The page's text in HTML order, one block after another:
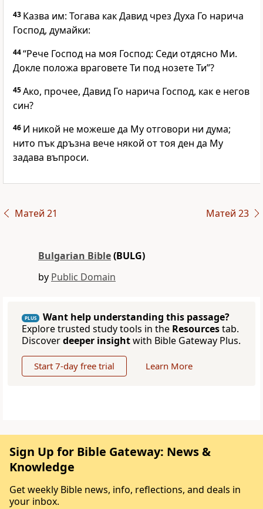
43 Казва им: Тогава как Давид чрез Духа Го нарича
Господ, думайки:
44“Рече Господ на моя Господ: Седи отдясно Ми.
Докле положа враговете Ти под нозете Ти”?
45Ако, прочее, Давид Го нарича Господ, как е негов
син?
46 И никой не можеше да Му отговори ни дума;
нито пък дръзна вече някой от тоя ден да Му
задава въпроси.
Матей 21 Матей 23
Bulgarian Bible(BULG)
by Public Domain
PLUS
Want help understanding this passage?
Explore trusted study tools in the Resourcestab.
Discoverdeeper insightwith Bible Gateway Plus.
Start 7-day free trial Learn More
Sign Up for Bible Gateway: News &
Knowledge
Get weekly Bible news, info, reflections, and deals in
your inbox.